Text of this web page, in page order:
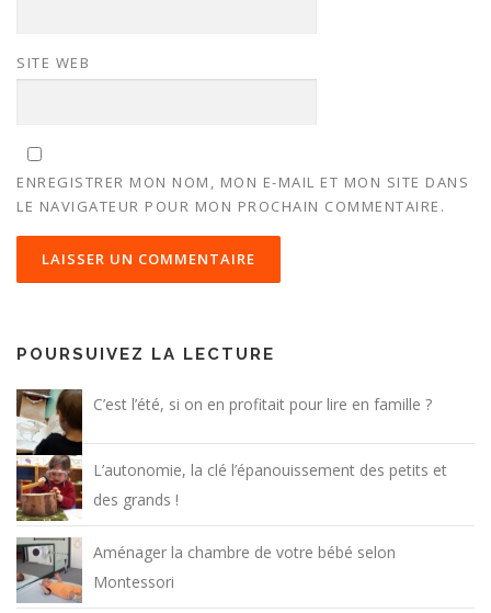
SITE WEB
ENREGISTRER MON NOM, MON E-MAIL ET MON SITE DANS
LE NAVIGATEUR POUR MON PROCHAIN COMMENTAIRE.
POURSUIVEZ LA LECTURE
C’est l’été, si on en profitait pour lire en famille ?
L’autonomie, la clé l’épanouissement des petits et
des grands !
Aménager la chambre de votre bébé selon
Montessori